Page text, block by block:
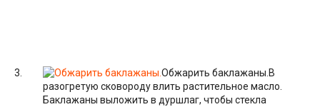
Обжарить баклажаны.В
разогретую сковороду влить растительное масло.
Баклажаны выложить в дуршлаг, чтобы стекла